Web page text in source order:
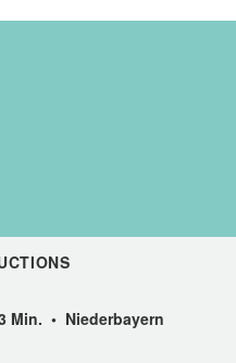
Min. • Niederbayern